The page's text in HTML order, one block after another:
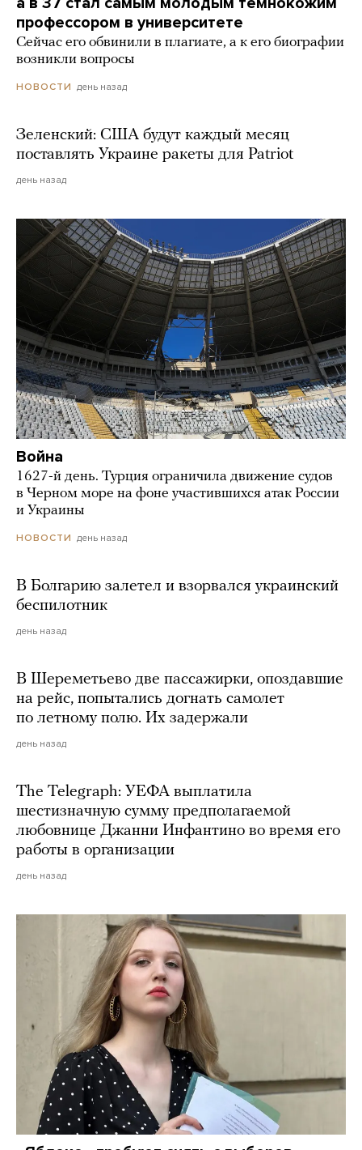
профессором в университете
Сейчас его обвинили в плагиате, а к его биографии
возникли вопросы
НОВОСТИ день назад
Зеленский: США будут каждый месяц
поставлять Украине ракеты для Patriot
день назад
Война
1627-й день. Турция ограничила движение судов
в Черном море на фоне участившихся атак России
и Украины
НОВОСТИ день назад
В Болгарию залетел и взорвался украинский
беспилотник
день назад
В Шереметьево две пассажирки, опоздавшие
на рейс, попытались догнать самолет
по летному полю. Их задержали
день назад
The Telegraph: УЕФА выплатила
шестизначную сумму предполагаемой
любовнице Джанни Инфантино во время его
работы в организации
день назад